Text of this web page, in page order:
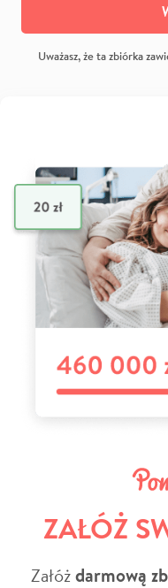
Uważasz, że ta zbiórka
ZAŁÓŻ
Załóżdarmową